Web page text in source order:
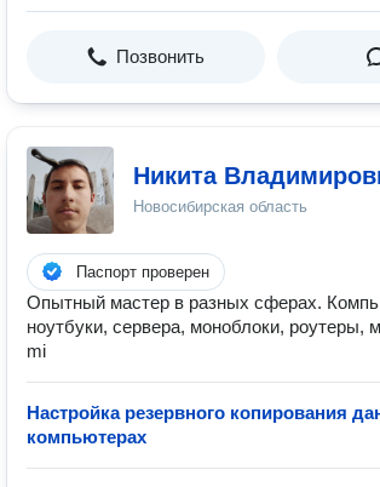
Позвонить
Никита
Новосибирская область
Паспорт проверен
Опытный мастер в разных сферах.
ноутбуки, сервера, моноблоки, роутеры,
mi
Настройка резервного копирования
компьютерах